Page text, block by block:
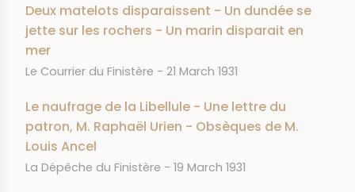
Deux matelots disparaissent - Un dundée se
jette sur les rochers - Un marin disparait en
mer
JOURNAL
Le Courrier du Finistère DATE
21 March 1931
Le naufrage de la Libellule - Une lettre du
patron, M. Raphaël Urien - Obsèques de M.
Louis Ancel
JOURNAL
La Dépêche du Finistère DATE
19 March 1931